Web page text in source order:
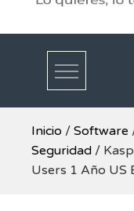
Más
Inicio / Software
Seguridad /
Users 1 Año US